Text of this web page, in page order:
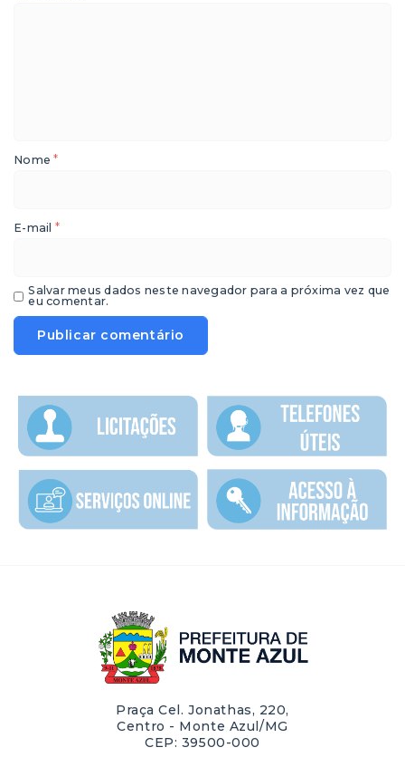
Nome*
E-mail *
Salvar meus dados neste navegador para a próxima vez que
eu comentar.
Praça Cel. Jonathas, 220,
Centro - Monte Azul/MG
CEP: 39500-000